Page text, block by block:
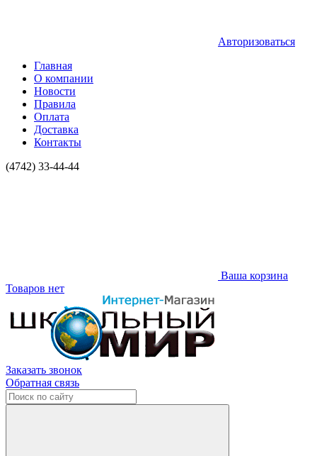
Авторизоваться
Главная
О компании
Новости
Правила
Оплата
Доставка
Контакты
(4742) 33-44-44
Ваша корзина
Товаров нет
Заказать звонок
Обратная связь